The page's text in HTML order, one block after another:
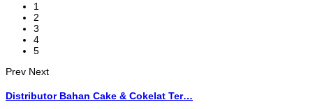
1
2
3
4
5
Prev Next
Distributor Bahan Cake & Cokelat Ter…